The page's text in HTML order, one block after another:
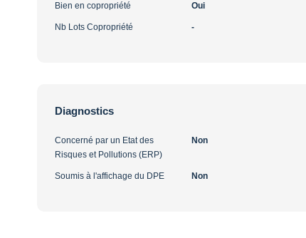
Bien en copropriété Oui
Nb Lots Copropriété -
Diagnostics
Concerné par un Etat des
Risques et Pollutions (ERP)
Non
Soumis à l'affichage du DPE Non